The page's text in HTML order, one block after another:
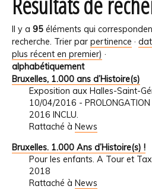
Il y a 95 éléments qui
recherche. Trier par pertinence ·
plus récent en premier) ·
alphabétiquement
Bruxelles, 1.000 ans d’Histoire(s)
Exposition aux Halles-Saint-
10/04/2016 -
2016 INCLU.
Rattaché à News
Bruxelles. 1.000 Ans d’Histoire(s) !
Pour les enfants. A Tour et
2018
Rattaché à News